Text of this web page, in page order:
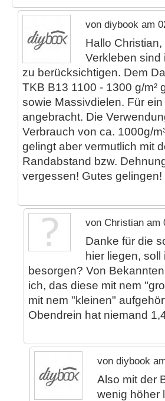
von diybook am
Hallo
Verkleben sind
zu berücksichtigen. Dem
TKB B13 1100 - 1300 g/m²
sowie Massivdielen. Für
angebracht. Die
Verbrauch von ca. 1000g/
gelingt aber vermutlich mit
Randabstand bzw.
vergessen! Gutes gelingen!
von Christian am
Danke für die
hier liegen,
besorgen? Von
ich, das diese mit nem
mit nem "kleinen"
Obendrein hat niemand
von diybook
Also mit der
wenig höher